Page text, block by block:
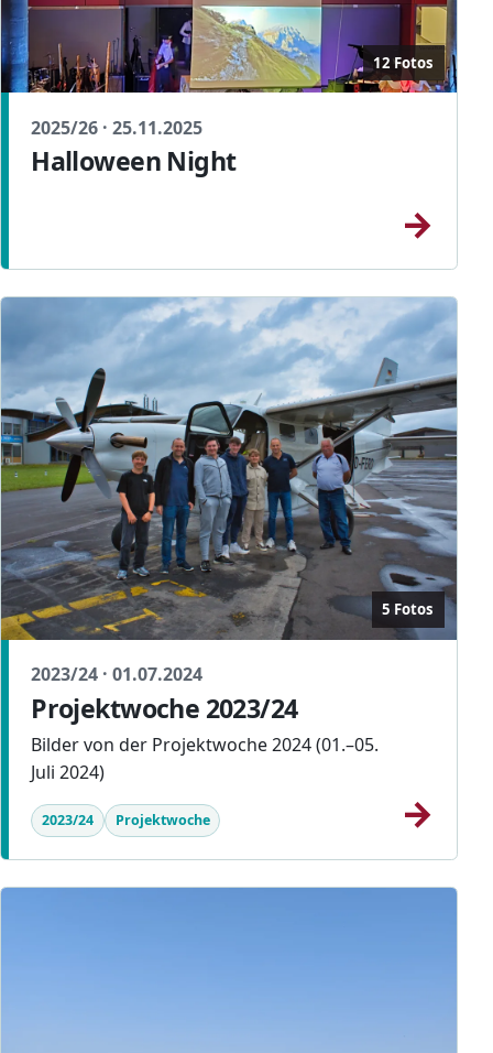
12 Fotos
2025/26 · 25.11.2025
Halloween Night
→
5 Fotos
2023/24 · 01.07.2024
Projektwoche 2023/24
Bilder von der Projektwoche 2024 (01.–05.
Juli 2024)
2023/24 Projektwoche →